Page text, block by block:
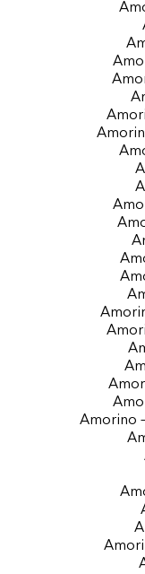
Amorino